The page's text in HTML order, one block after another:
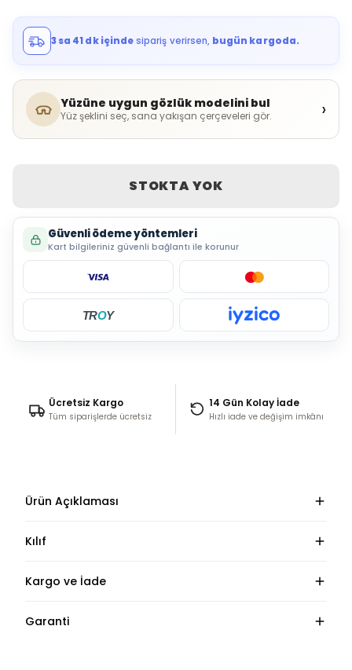
3 sa 41 dk içindesipariş verirsen, bugün kargoda.
Yüzüne uygun gözlük modelini bul
Yüz şeklini seç, sana yakışan çerçeveleri gör. ›
STOKTA YOK
Güvenli ödeme yöntemleri
Kart bilgileriniz güvenli bağlantı ile korunur
TROY
Ücretsiz Kargo
Tüm siparişlerde ücretsiz
14 Gün Kolay İade
Hızlı iade ve değişim imkânı
Ürün Açıklaması
Kılıf
Kargo ve İade
Garanti